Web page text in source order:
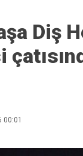
Diş
00:01